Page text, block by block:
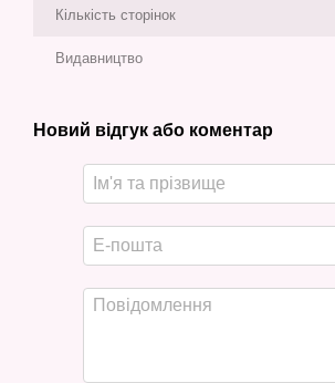
Кількість сторінок
Видавництво
Новий відгук або коментар